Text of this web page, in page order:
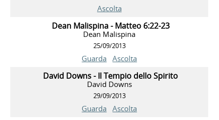
Ascolta
Dean Malispina - Matteo 6:22-23
Dean Malispina
25/09/2013
Guarda Ascolta
David Downs - Il Tempio dello Spirito
David Downs
29/09/2013
Guarda Ascolta